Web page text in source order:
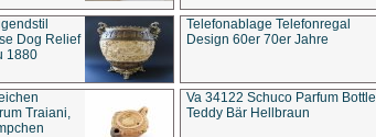
Dog Relief
1880
Telefonablage Telefonregal
Design 60er 70er Jahre
Traiani,
Va 34122 Schuco Parfum Bottle
Teddy Bär Hellbraun